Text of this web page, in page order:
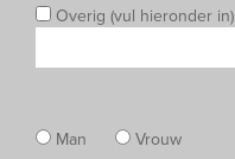
Overig (vul hieronder in)
Man Vrouw